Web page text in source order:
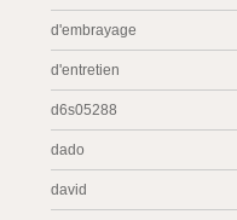
d'embrayage
d'entretien
d6s05288
dado
david